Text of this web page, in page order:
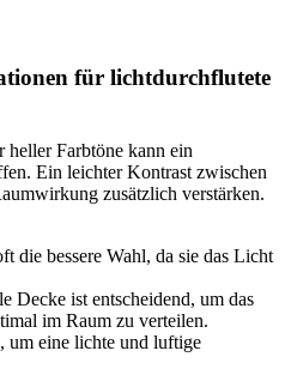
für lichtdurchflutete
Farbtöne kann ein
Ein leichter Kontrast zwischen
zusätzlich verstärken.
die bessere Wahl, da sie das Licht
Decke ist entscheidend, um das
im Raum zu verteilen.
um eine lichte und luftige